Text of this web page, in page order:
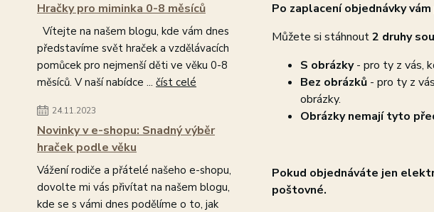
Hračky pro miminka 0-8 měsíců
Vítejte na našem blogu, kde vám dnes
představíme svět hraček a vzdělávacích
pomůcek pro nejmenší děti ve věku 0-8
měsíců. V naší nabídce ... číst celé
24.11.2023
Novinky v e-shopu: Snadný výběr
hraček podle věku
Vážení rodiče a přátelé našeho e-shopu,
dovolte mi vás přivítat na našem blogu,
kde se s vámi dnes podělíme o to, jak
Po zaplacení objednávky
Můžete si stáhnout2 druhy
S obrázky- pro ty z vás,
Bez obrázků- pro ty z
obrázky.
Obrázky nemají tyto
Pokud objednáváte jen
poštovné.